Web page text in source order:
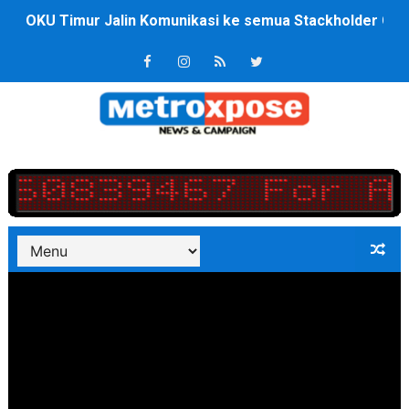
DPRD Kota Bekasi Minta Penanganan Pencemaran
Jelang HUT RI ke 81Turnamen Olah Anak Muda Kota
Bobby Nasution Fokus Infrastruktur Daerah saat
Kompol Pieter Fredy Matahelumual Resmi Jadi
Anggota DPRD SBB Beri Masukan kepada Kadis
Air Sungai Bekasi Menghitam Berbusa dan Bau